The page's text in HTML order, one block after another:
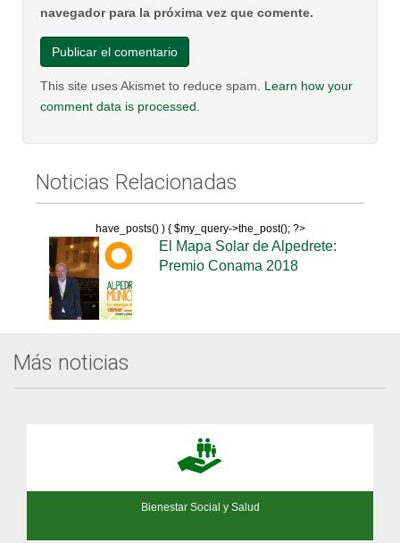
navegador para la próxima vez que comente.
This site uses Akismet to reduce spam. Learn how your
comment data is processed
Noticias Relacionadas
have_posts() ) { $my_query->the_post(); ?>
El Mapa Solar de Alpedrete:
Premio Conama 2018
Más noticias
Bienestar Social y Salud